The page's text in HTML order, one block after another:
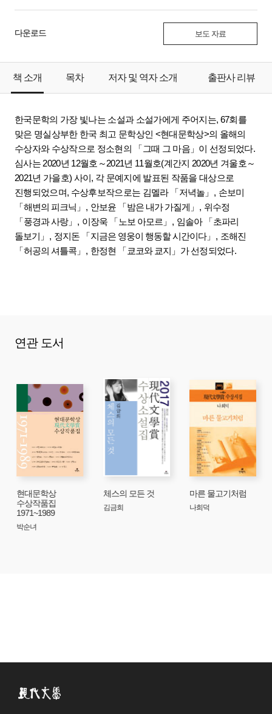
다운로드 보도 자료
책 소개 목차 저자 및 역자 소개 출판사 리뷰
한국문학의 가장 빛나는 소설과 소설가에게 주어지는, 67회를
맞은 명실상부한 한국 최고 문학상인 <현대문학상>의 올해의
수상자와 수상작으로 정소현의
「 그때 그 마음 」 이 선정되었다.
심사는 2020년 12월호 ～2021년 11월호(계간지 2020년 겨울호 ～
2021년 가을호) 사이 , 각 문예지에 발표된 작품을 대상으로
진행되었으며, 수상후보작으로는 김멜라 「 저녁놀」 , 손보미
「 해변의 피크닉 」 , 안보윤 「 밤은 내가 가질게 」 , 위수정
「 풍경과 사랑」 , 이장욱 「 노보 아모르 」 , 임솔아 「 초파리
돌보기
」 , 정지돈 「 지금은 영웅이 행동할시간이다」 , 조해진
「 허공의 셔틀콕 」 , 한정현 「 쿄코와 쿄지 」 가선정되었다.
연관 도서
현대문학상
수상작품집
1971~1989
박순녀
체스의 모든 것
김금희
마른 물고기처럼
나희덕